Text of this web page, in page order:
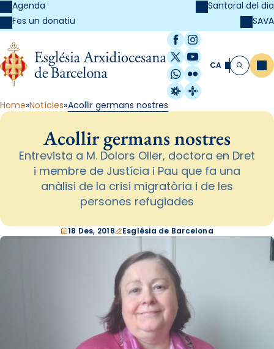
Agenda
Fes un donatiu
Santoral del dia
SAVA
Facebook
Instagram
X / Twitter
YouTube
WhatsApp
Flickr
Radio Estel
Catalunya
CA Cerca
Home Notícies Acollir germans nostres
Acollir germans nostres
Entrevista a M. Dolors Oller, doctora en Dret
i membre de Justícia i Pau que fa una
anàlisi de la crisi migratòria i de les
persones refugiades
18 Des, 2018 Església de Barcelona